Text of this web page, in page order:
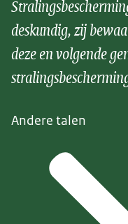
deskundig, zij
deze en volgende
Andere talen